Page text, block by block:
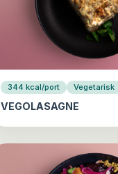
344 kcal/port Vegetarisk
VEGOLASAGNE